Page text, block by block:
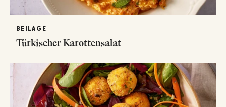
BEILAGE
Türkischer Karottensalat